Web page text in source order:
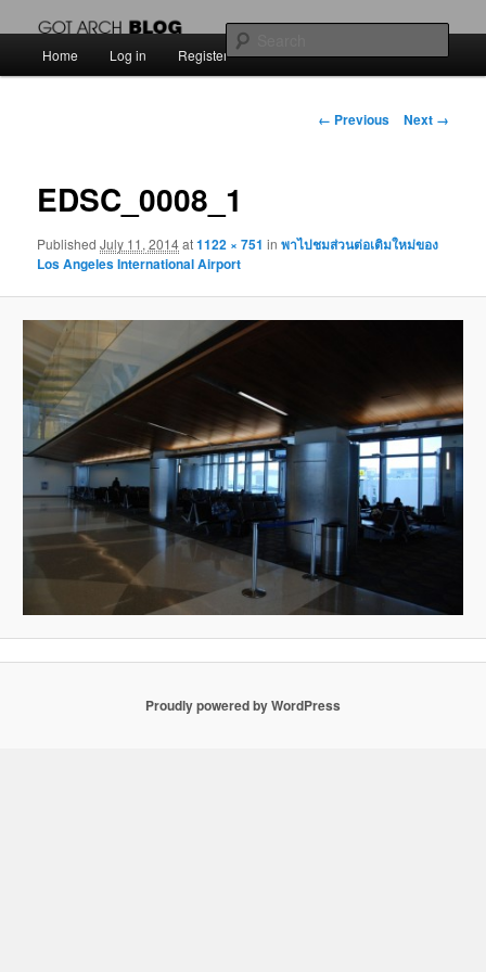
Skip
content
Home Log in Register
Image
← Previous Next →
EDSC_0008_1
PublishedJuly 11, 2014at1122 × 751 inพาไปชมส่วนต่อเติมใหม่ของ
Los Angeles International Airport
Proudly powered by WordPress